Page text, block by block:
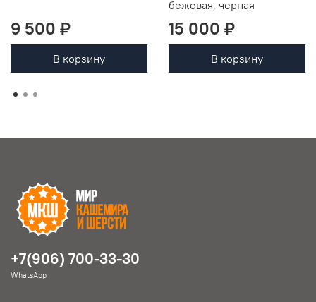
9 500 ₽
В корзину
бежевая, черная
15 000 ₽
В корзину
+7(906) 700-33-30
WhatsApp